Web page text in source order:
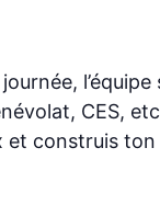
CES,
et construis